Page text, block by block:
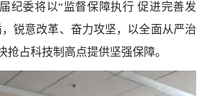
纪委将以“监督保障执行 促进完善发
锐意改革、奋力攻坚，以全面从严治
抢占科技制高点提供坚强保障。